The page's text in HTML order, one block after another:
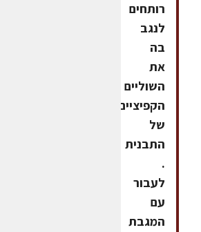
רותחים
לנגב
בה
את
השוליים
הקפיציים
של
התבנית
.
לעבור
עם
המגבת